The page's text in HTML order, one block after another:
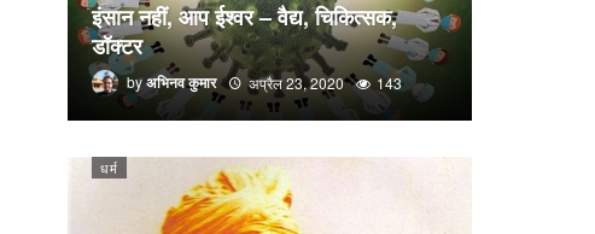
इंसान नहीं, आप ईश्वर – वैद्य, चिकित्सक,
डॉक्टर
byअभिनव कुमार अप्रैल 23, 2020 143
धर्म